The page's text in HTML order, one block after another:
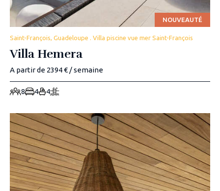
NOUVEAUTÉ
Saint-François, Guadeloupe . Villa piscine vue mer Saint-François
Villa Hemera
A partir de 2394 € / semaine
8 4 4